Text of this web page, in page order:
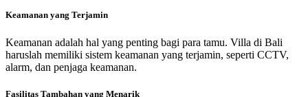
Keamanan yang Terjamin
Keamanan adalah hal yang penting bagi para tamu. Villa di Bali
haruslah memiliki sistem keamanan yang terjamin, seperti CCTV,
alarm, dan penjaga keamanan.
Fasilitas Tambahan yang Menarik